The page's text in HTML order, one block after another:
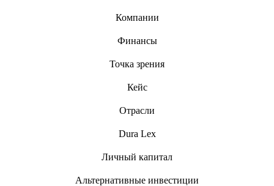
Компании
Финансы
Точка зрения
Кейс
Отрасли
Dura Lex
Личный капитал
Альтернативные инвестиции